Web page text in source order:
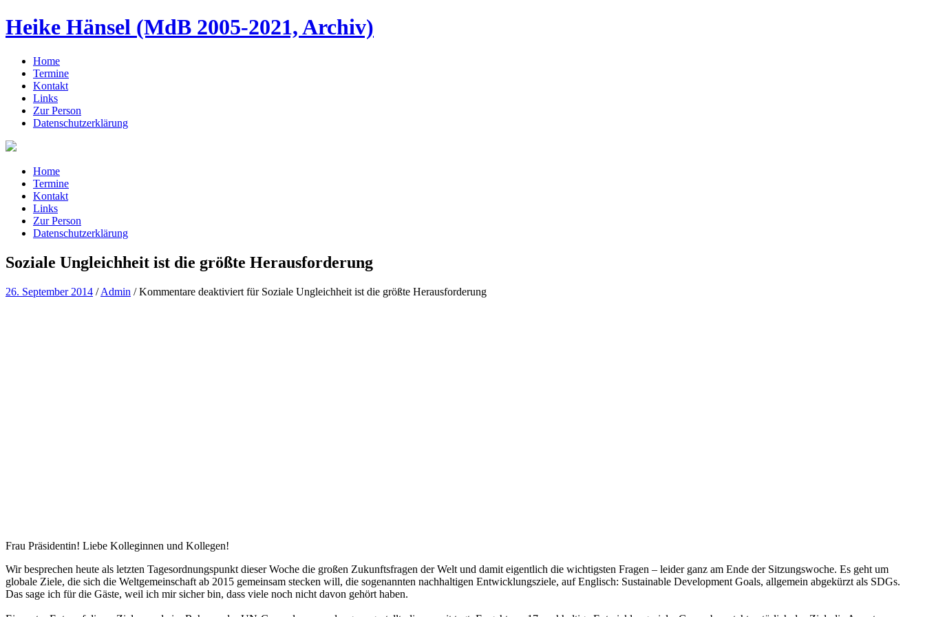
Heike Hänsel (MdB 2005-2021, Archiv)
Home
Termine
Kontakt
Links
Zur Person
Datenschutzerklärung
Home
Termine
Kontakt
Links
Zur Person
Datenschutzerklärung
Soziale Ungleichheit ist die größte Herausforderung
26. September 2014 /Admin /Kommentare deaktiviert für Soziale Ungleichheit ist die größte Herausforderung
Frau Präsidentin! Liebe Kolleginnen und Kollegen!
Wir besprechen heute als letzten Tagesordnungspunkt dieser Woche die großen Zukunftsfragen der Welt und damit eigentlich die wichtigsten Fragen – leider ganz am Ende der Sitzungswoche. Es geht um
globale Ziele, die sich die Weltgemeinschaft ab 2015 gemeinsam stecken will, die sogenannten nachhaltigen Entwicklungsziele, auf Englisch: Sustainable Development Goals, allgemein abgekürzt als SDGs.
Das sage ich für die Gäste, weil ich mir sicher bin, dass viele noch nicht davon gehört haben.